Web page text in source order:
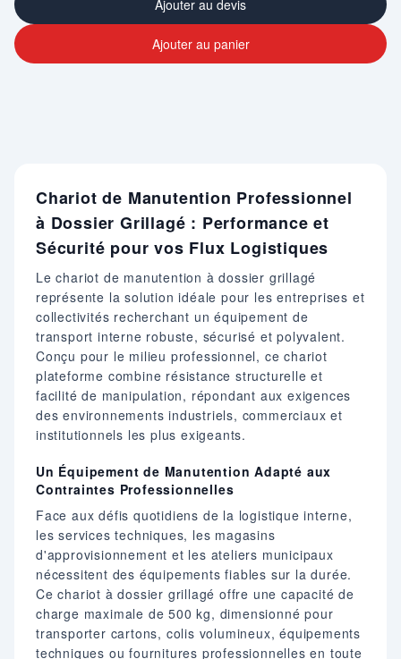
Ajouter au devis
Ajouter au panier
Chariot de Manutention Professionnel
à Dossier Grillagé : Performance et
Sécurité pour vos Flux Logistiques
Le chariot de manutention à dossier grillagé
représente la solution idéale pour les entreprises et
collectivités recherchant un équipement de
transport interne robuste, sécurisé et polyvalent.
Conçu pour le milieu professionnel, ce chariot
plateforme combine résistance structurelle et
facilité de manipulation, répondant aux exigences
des environnements industriels, commerciaux et
institutionnels les plus exigeants.
Un Équipement de Manutention Adapté aux
Contraintes Professionnelles
Face aux défis quotidiens de la logistique interne,
les services techniques, les magasins
d'approvisionnement et les ateliers municipaux
nécessitent des équipements fiables sur la durée.
Ce chariot à dossier grillagé offre une capacité de
charge maximale de 500 kg, dimensionné pour
transporter cartons, colis volumineux, équipements
techniques ou fournitures professionnelles en toute